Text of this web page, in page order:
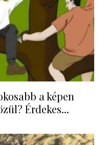
a képen
Érdekes...